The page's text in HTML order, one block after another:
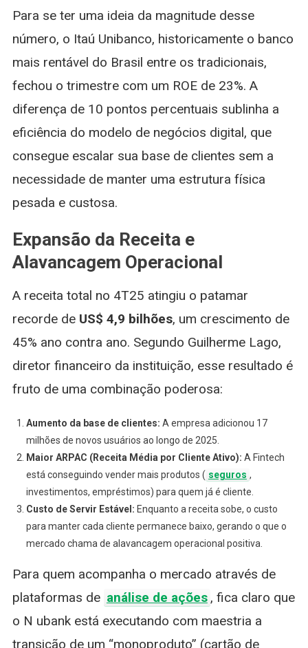
Para se ter uma ideia da magnitude desse
número, o Itaú Unibanco, historicamente o banco
mais rentável do Brasil entre os tradicionais,
fechou o trimestre com um ROE de 23%. A
diferença de 10 pontos percentuais sublinha a
eficiência do modelo de negócios digital, que
consegue escalar sua base de clientes sem a
necessidade de manter uma estrutura física
pesada e custosa.
Expansão da Receita e
Alavancagem Operacional
A receita total no 4T25 atingiu o patamar
recorde de US$ 4,9 bilhões, um crescimento de
45% ano contra ano. Segundo Guilherme Lago,
diretor financeiro da instituição, esse resultado é
fruto de uma combinação poderosa:
Aumento da base de clientes: A empresa adicionou 17
milhões de novos usuários ao longo de 2025.
Maior ARPAC (Receita Média por Cliente Ativo): A Fintech
está conseguindo vender mais produtos ( seguros ,
investimentos, empréstimos) para quem já é cliente.
Custo de Servir Estável: Enquanto a receita sobe, o custo
para manter cada cliente permanece baixo, gerando o que o
mercado chama de alavancagem operacional positiva.
Para quem acompanha o mercado através de
plataformas de análise de ações , fica claro que
o N ubank está executando com maestria a
transição de um “monoproduto” (cartão de